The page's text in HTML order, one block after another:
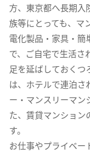
方、東京都へ長期入
族等にとっても、マ
電化製品・家具・簡
で、ご自宅で生活さ
足を延ばしておくつ
は、ホテルで連泊さ
ー・マンスリーマン
た、賃貸マンション
す。
お仕事やプライベー